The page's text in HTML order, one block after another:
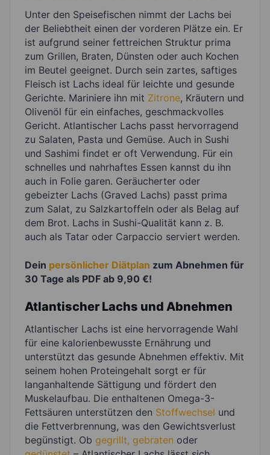
Unter den Speisefischen nimmt der Lachs bei
der Beliebtheit einen der vorderen Plätze ein. Er
ist aufgrund seiner fettreichen Struktur prima
zum Grillen, Braten, Dünsten oder auch Kochen
im Beutel geeignet. Durch sein zartes, saftiges
Fleisch ist Lachs ideal für leichte und gesunde
Gerichte. Mariniere ihn mit Zitrone, Kräutern und
Olivenöl für ein einfaches, geschmackvolles
Gericht. Atlantischer Lachs passt hervorragend
zu Salaten, Pasta und Gemüse. Auch in Sushi
und Sashimi findet er oft Verwendung. Für ein
schnelles und nahrhaftes Essen kannst du ihn
auch in Folie garen. Geräucherter oder
gebeizter Lachs (Graved Lachs) passt prima
zum Salat, zu Salzkartoffeln oder als Belag auf
dem Brot. Lachs in Sushi-Qualität kann z. B.
auch als Tatar oder Carpaccio serviert werden.
Dein persönlicher Diätplan zum Abnehmen für
30 Tage als PDF ab 9,90 €!
Atlantischer Lachs und Abnehmen
Atlantischer Lachs ist eine hervorragende Wahl
für eine kalorienbewusste Ernährung und
unterstützt das gesunde Abnehmen effektiv. Mit
seinem hohen Proteingehalt sorgt er für
langanhaltende Sättigung und fördert den
Muskelaufbau. Die enthaltenen Omega-3-
Fettsäuren unterstützen den Stoffwechsel und
die Fettverbrennung, was den Gewichtsverlust
begünstigt. Ob gegrillt, gebraten oder